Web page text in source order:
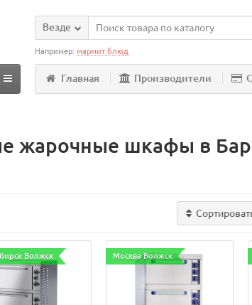
Везде
Например:мармит блюд
Главная Производители
жарочные шкафы в
Волжск Москва Волжск